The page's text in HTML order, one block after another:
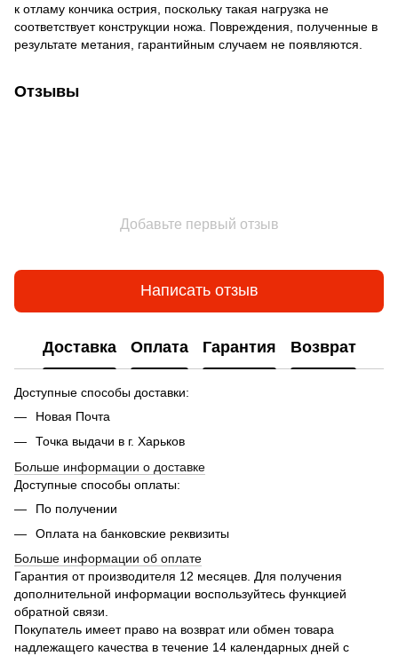
к отламу кончика острия, поскольку такая нагрузка не
соответствует конструкции ножа. Повреждения, полученные в
результате метания, гарантийным случаем не появляются.
Отзывы
Добавьте первый отзыв
Написать отзыв
Доставка Оплата Гарантия Возврат
Доступные способы доставки:
Новая Почта
Точка выдачи в г. Харьков
Больше информации о доставке
Доступные способы оплаты:
По получении
Оплата на банковские реквизиты
Больше информации об оплате
Гарантия от производителя 12 месяцев. Для получения
дополнительной информации воспользуйтесь функцией
обратной связи.
Покупатель имеет право на возврат или обмен товара
надлежащего качества в течение 14 календарных дней с